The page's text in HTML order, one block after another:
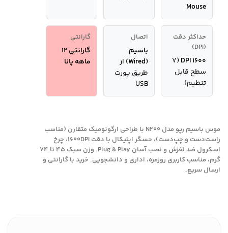
Mouse
حداکثر دقت
(DPI)
۱۶۰۰ DPI
(۷
سطح قابل
تنظیم)
اتصال
باسیم
(Wired)
از
طریق پورت
USB
گارانتی
گارانتی 12
ماهه پانا
موس باسیم رپو مدل N200 با طراحی ارگونومیک متقارن (مناسب
راست‌دست و چپ‌دست)، حسگر اپتیکال با دقت ۱۶۰۰DPI، چرخ
اسکرول ضد لغزش و نصب آسان Plug & Play. وزن سبک ۴۵ تا ۷۴
گرم، مناسب کاربری روزمره، اداری و دانشجویی. خرید با گارانتی و
ارسال سریع.